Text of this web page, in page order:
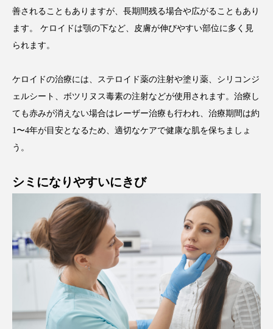
善されることもありますが、長期間残る場合や広がることもあり
ます。 ケロイドは顎の下など、皮膚が伸びやすい部位に多く見
られます。
ケロイドの治療には、ステロイド薬の注射や塗り薬、シリコンジ
ェルシート、ボツリヌス毒素の注射などが使用されます。治療し
ても赤みが消えない場合はレーザー治療も行われ、治療期間は約
1〜4年が目安となるため、適切なケアで健康な肌を保ちましょ
う。
シミになりやすいにきび